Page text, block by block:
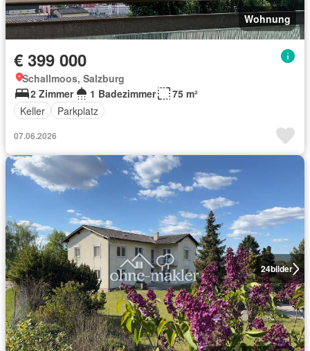
Wohnung
€ 399 000
Schallmoos, Salzburg
2 Zimmer
1 Badezimmer
75 m²
Keller
Parkplatz
07.06.2026
24bilder